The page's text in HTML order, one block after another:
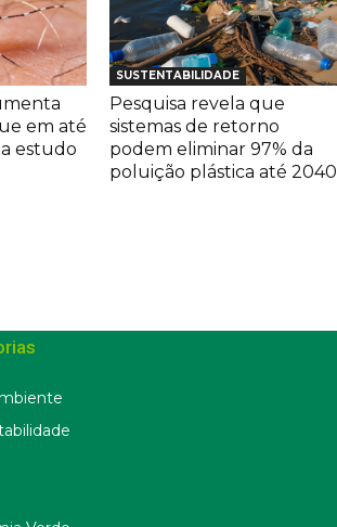
em até
estudo
SUSTENTABILIDADE
Pesquisa revela que
sistemas de retorno
podem eliminar 97% da
poluição plástica até 2040